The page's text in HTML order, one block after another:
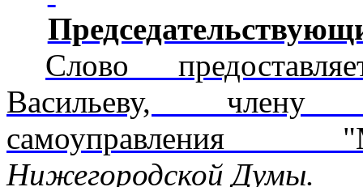
Слово
Васильеву, члену
Нижегородской Думы.